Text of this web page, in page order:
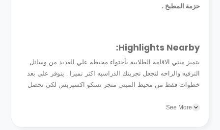
حزمة المطبخ .
Highlights Nearby:
يتميز مبني الاقامة الطلابية بأحتواء محيطه علي العديد من وسائل
الترفيه والراحه لتجعل تجربتك الدراسيه اكثر تميزا . يتوفر علي بعد
خطوات فقط من محيط المبني متجر تسكو اكسبريس لكي تحصل
See More